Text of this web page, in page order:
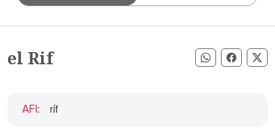
el Rif Compartir
AFI : ríf